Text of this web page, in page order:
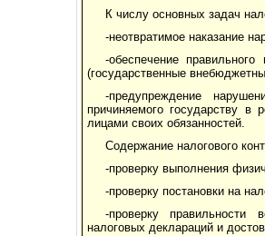
К числу основных задач
-неотвратимое наказание
-обеспечение
(государственные
-предупреждение
причиняемого государству в
лицами своих обязанностей.
Содержание налогового
-проверку выполнения
-проверку постановки на
-проверку правильности
налоговых деклараций и